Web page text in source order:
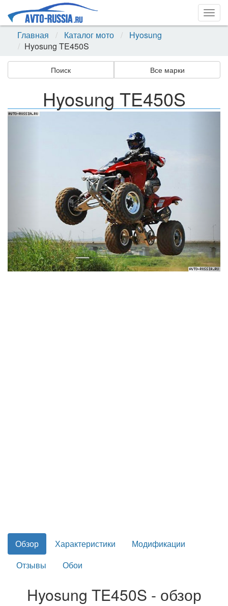
Главная
Каталог мото
Hyosung
Hyosung TE450S
Поиск Все марки
Hyosung TE450S
Назад
Обзор Характеристики
Модификации
Отзывы
Обои
Hyosung TE450S - обзор